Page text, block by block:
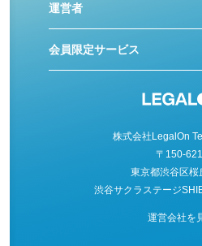
運営者
会員限定サービス
株式会社LegalOn
〒150-
東京都渋谷区桜
渋谷サクラステージ
運営会社を